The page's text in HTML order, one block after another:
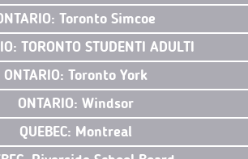
Toronto Simcoe
TORONTO STUDENTI ADULTI
ONTARIO: Toronto York
ONTARIO: Windsor
QUEBEC: Montreal